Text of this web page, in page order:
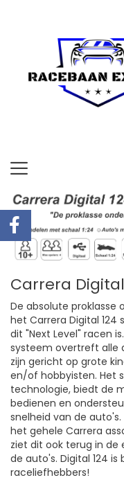
Carrera Digital
De absolute proklasse
het Carrera Digital 124
dit "Next Level" racen
systeem overtreft alle
zijn gericht op grote
en/of hobbyisten. Het
technologie, biedt de
bedienen en
snelheid van de
het gehele Carrera
ziet dit ook terug in de
de auto's. Digital 124
raceliefhebbers!